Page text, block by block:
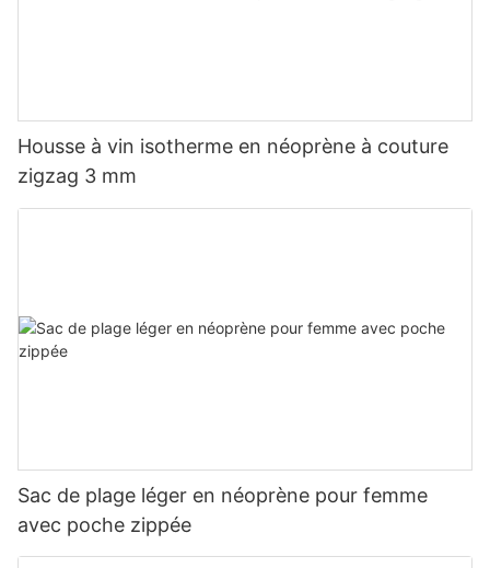
Housse à vin isotherme en néoprène à couture
zigzag 3 mm
Sac de plage léger en néoprène pour femme
avec poche zippée